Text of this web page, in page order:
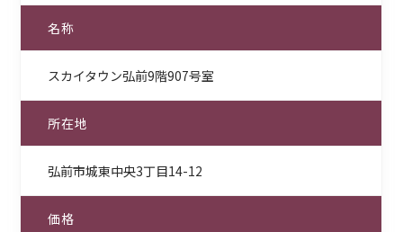
名称
スカイタウン弘前9階907号室
所在地
弘前市城東中央3丁目14-12
価格